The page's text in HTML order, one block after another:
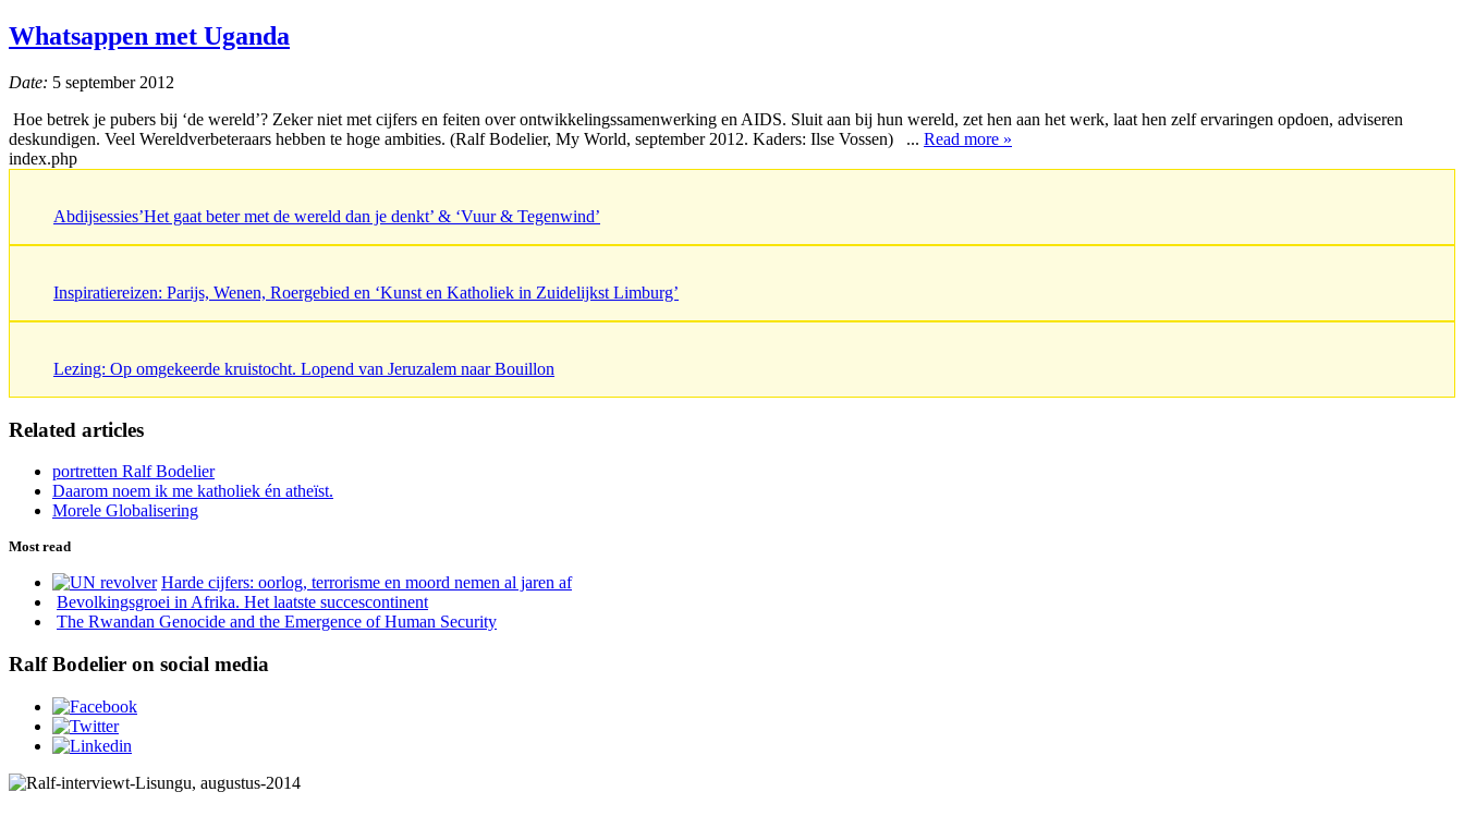
Whatsappen met Uganda
Date: 5 september 2012
Hoe betrek je pubers bij ‘de wereld’? Zeker niet met cijfers en feiten over ontwikkelingssamenwerking en AIDS. Sluit aan bij hun wereld, zet hen aan het werk, laat hen zelf ervaringen opdoen, adviseren
deskundigen. Veel Wereldverbeteraars hebben te hoge ambities. (Ralf Bodelier, My World, september 2012. Kaders: Ilse Vossen) ... Read more »
index.php
Abdijsessies’Het gaat beter met de wereld dan je denkt’ & ‘Vuur & Tegenwind’
Inspiratiereizen: Parijs, Wenen, Roergebied en ‘Kunst en Katholiek in Zuidelijkst Limburg’
Lezing: Op omgekeerde kruistocht. Lopend van Jeruzalem naar Bouillon
Related articles
portretten Ralf Bodelier
Daarom noem ik me katholiek én atheïst.
Morele Globalisering
Most read
Harde cijfers: oorlog, terrorisme en moord nemen al jaren af
Bevolkingsgroei in Afrika. Het laatste succescontinent
The Rwandan Genocide and the Emergence of Human Security
Ralf Bodelier on social media